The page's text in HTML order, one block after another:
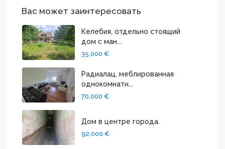
Вас может заинтересовать
Келебия, отдельно стоящий
дом с ман...
35,000 €
Радиалац, меблированная
однокомнатн...
70,000 €
Дом в центре города.
92,000 €